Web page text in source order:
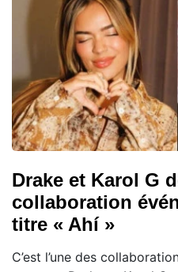
Drake et Karol G
collaboration
titre « Ahí »
C’est l’une des